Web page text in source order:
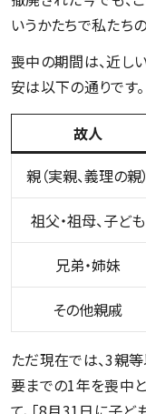
いうかたちで私たち
喪中の期間は、近し
安は以下の通りです。
故人
親（実親、義理の親）
祖父・祖母、子ども
兄弟・姉妹
その他親戚
ただ現在では、3親
要までの1年を喪中